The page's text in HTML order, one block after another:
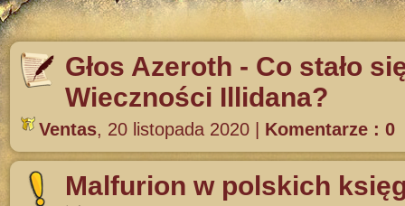
Głos Azeroth - Co stało
Wieczności Illidana?
Ventas, 20 listopada 2020 Komentarze : 0
Malfurion w polskich